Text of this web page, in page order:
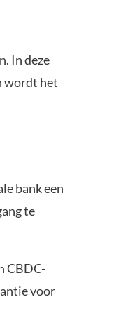
In deze
wordt het
bank een
te
CBDC-
voor